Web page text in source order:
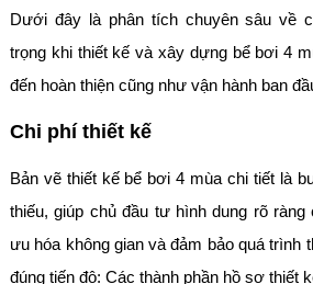
Dưới đây là phân tích chuyên sâu về
trọng khi thiết kế và xây dựng bể bơi 4
đến hoàn thiện cũng như vận hành ban
Chi phí thiết kế
Bản vẽ thiết kế bể bơi 4 mùa chi tiết là
thiếu, giúp chủ đầu tư hình dung rõ
ưu hóa không gian và đảm bảo quá trình
đúng tiến độ: Các thành phần hồ sơ thiết